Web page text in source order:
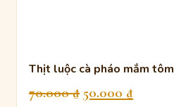
Thịt luộc cà pháo mắm tôm
70.000₫ Giá
50.000 ₫